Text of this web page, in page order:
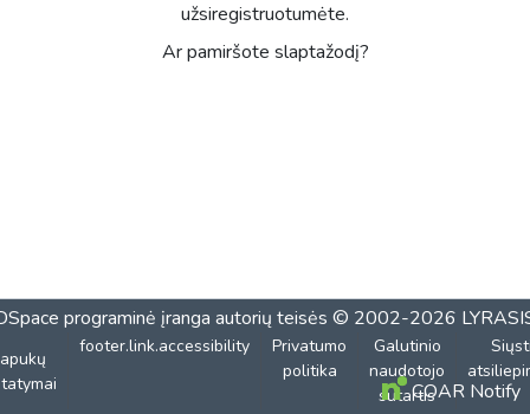
užsiregistruotumėte.
Ar pamiršote slaptažodį?
programinė įranga autorių teisės © 2002-2026
footer.link.accessibility
Privatumo
politika
Galutinio
naudotojo
sutartisCOAR Notify